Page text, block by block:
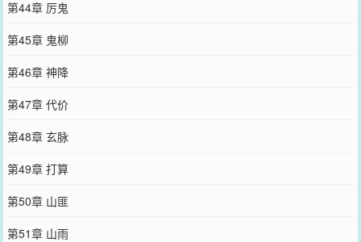
第44章 厉鬼
第45章 鬼柳
第46章 神降
第47章 代价
第48章 玄脉
第49章 打算
第50章 山匪
第51章 山雨